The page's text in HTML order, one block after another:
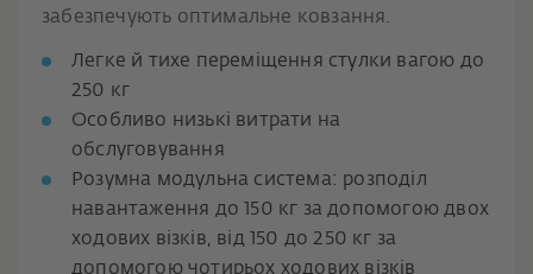
забезпечують оптимальне ковзання.
Легке й тихе переміщення стулки вагою до
250 кг
Особливо низькі витрати на
обслуговування
Розумна модульна система: розподіл
навантаження до 150 кг за допомогою двох
ходових візків, від 150 до 250 кг за
допомогою чотирьох ходових візків